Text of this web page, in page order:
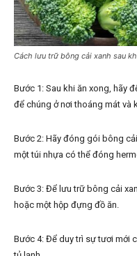
Cách lưu trữ bông cải xanh sau
Bước 1: Sau khi ăn xong, hãy
để chúng ở nơi thoáng mát và
Bước 2: Hãy đóng gói bông
một túi nhựa có thể đóng
Bước 3: Để lưu trữ bông cải
hoặc một hộp đựng đồ ăn.
Bước 4: Để duy trì sự tươi mới